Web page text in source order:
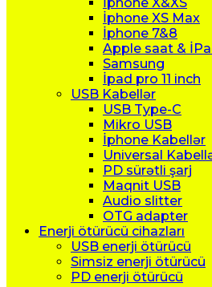
İphone XS Max
İphone 7&8
Apple saat &
Samsung
İpad pro 11 inch
USB Kabellər
USB Type-C
Mikro USB
İphone Kabellər
Universal
PD sürətli şarj
Maqnit USB
Audio slitter
OTG adapter
Enerji ötürücü cihazları
USB enerji ötürücü
Simsiz enerji ötürücü
PD enerji ötürücü